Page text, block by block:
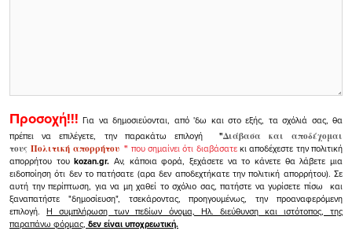
Προσοχή!!! Για να δημοσιεύονται, από 'δω και στο εξής, τα σχόλιά σας, θα
πρέπει να επιλέγετε, την παρακάτω επιλογή
"Διάβασα και αποδέχομαι
τουςΠολιτική απορρήτου" που σημαίνει ότι διαβάσατεκι αποδέχεστε την πολιτική
απορρήτου τουkozan.gr. Αν, κάποια φορά, ξεχάσετε να το κάνετε θα λάβετε μια
ειδοποίηση ότι δεν το πατήσατε (αρα δεν αποδεχτήκατε την πολιτική απορρήτου). Σε
αυτή την περίπτωση, για να μη χαθεί το σχόλιο σας, πατήστε να γυρίσετε πίσω και
ξαναπατήστε "δημοσίευση", τσεκάροντας, προηγουμένως, την προαναφερόμενη
επιλογή.Η συμπλήρωση των πεδίων όνομα, Ηλ. διεύθυνση και ιστότοπος, της
παραπάνω φόρμας, δεν είναι υποχρεωτική.